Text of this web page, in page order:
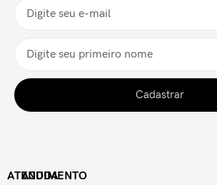
Cadastrar
ATENDIMENTO
AJUDA